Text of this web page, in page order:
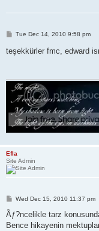
P
s
t
Tue Dec 14, 2010 9:58 pm
teşekkürler fmc, edward
Efla
Site Admin
P
s
t
Wed Dec 15, 2010 11:37 pm
Ãƒ?ncelikle tarz
Bence hikayenin